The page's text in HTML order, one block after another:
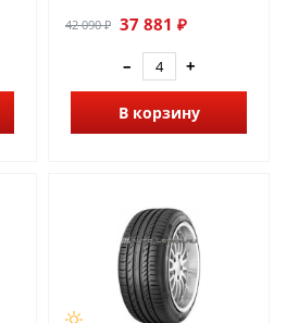
42 090 ₽ 37 881 ₽
–
+
В корзину